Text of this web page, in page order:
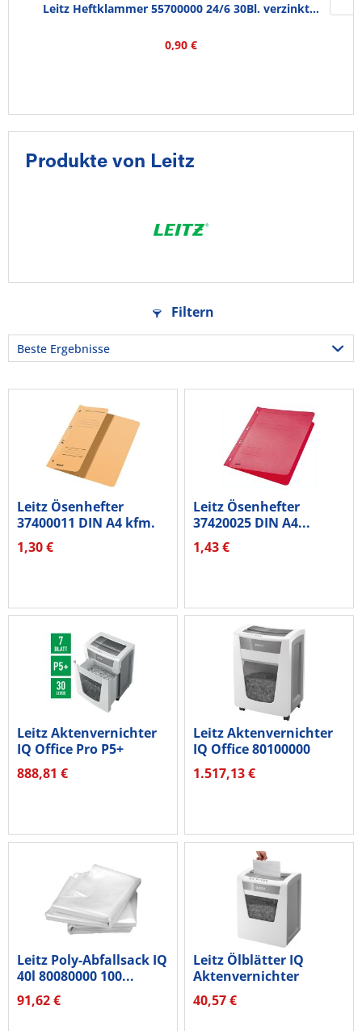
Leitz Heftklammer 55700000 24/6 30Bl. verzinkt...
0,90 €
Produkte von Leitz
Filtern
Leitz Ösenhefter
37400011 DIN A4 kfm.
Heftung...
1,30 €
Leitz Ösenhefter
37420025 DIN A4...
1,43 €
Leitz Aktenvernichter
IQ Office Pro P5+
80040000
888,81 €
Leitz Aktenvernichter
IQ Office 80100000
Pro...
1.517,13 €
Leitz Poly-Abfallsack IQ
40l 80080000 100...
91,62 €
Leitz Ölblätter IQ
Aktenvernichter
80070000 12...
40,57 €